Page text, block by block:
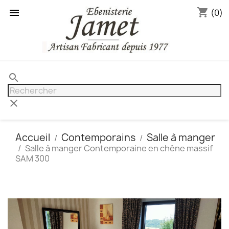
 shopping_cart (0)
search
clear
Accueil Contemporains Salle à manger
Salle à manger Contemporaine en chêne massif
SAM 300